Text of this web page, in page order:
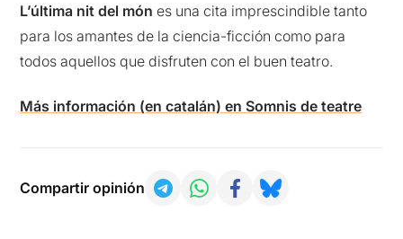
L’última nit del món es una cita imprescindible tanto
para los amantes de la ciencia-ficción como para
todos aquellos que disfruten con el buen teatro.
Más información (en catalán) en Somnis de teatre
Compartir opinión